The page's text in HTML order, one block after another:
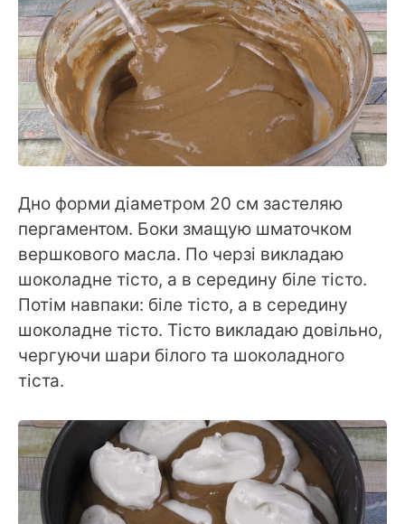
Дно форми діаметром 20 см застеляю
пергаментом. Боки змащую шматочком
вершкового масла. По черзі викладаю
шоколадне тісто, а в середину біле тісто.
Потім навпаки: біле тісто, а в середину
шоколадне тісто. Тісто викладаю довільно,
чергуючи шари білого та шоколадного
тіста.